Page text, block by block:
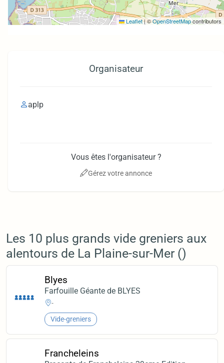
Leaflet|©OpenStreetMapcontributors
Organisateur
aplp
Vous êtes l'organisateur ?
Gérez votre annonce
Les 10 plus grands vide greniers aux
alentours de La Plaine-sur-Mer ()
Blyes
Farfouille Géante de BLYES
-
Vide-greniers
Francheleins